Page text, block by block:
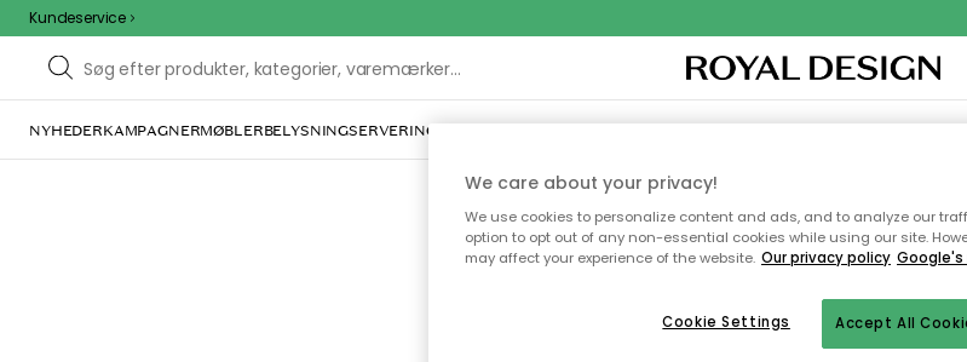
Kundeservice
NYHEDERKAMPAGNERMØBLERBELYSNINGSERVERING INDRETNINGTEKSTIL & TÆPPERKØKKENETOPBEVARINGHAVEMØBLER
Vi fandt desværre
We care about your privacy!
We use cookies to personalize content and ads, and to analyze our
option to opt out of any non-essential cookies while using our site.
may affect your experience of the website. Our privacy policy Google's
Accept All
Cookie Settings